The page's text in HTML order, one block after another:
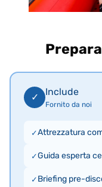
✓ Include
Fornito da noi
Attrezzatura
Guida esperta
Briefing pre-